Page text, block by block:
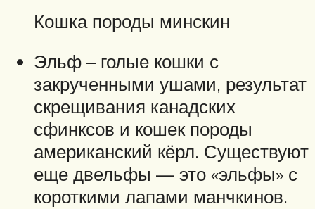
Кошка породы минскин
Эльф – голые кошки с
закрученными ушами, результат
скрещивания канадских
сфинксов и кошек породы
американский кёрл. Существуют
еще двельфы — это «эльфы» с
короткими лапами манчкинов.